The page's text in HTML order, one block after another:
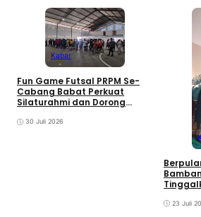
Kabar
Fun Game Futsal PRPM Se-
Cabang Babat Perkuat
Silaturahmi dan Dorong
30 Juli 2026
23 Juli